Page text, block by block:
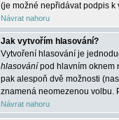
(je možné nepřidávat podpis k
Návrat nahoru
Jak vytvořím hlasování?
Vytvoření hlasování je
hlasování pod hlavním oknem
pak alespoň dvě možnosti
znamená neomezenou volbu.
Návrat nahoru